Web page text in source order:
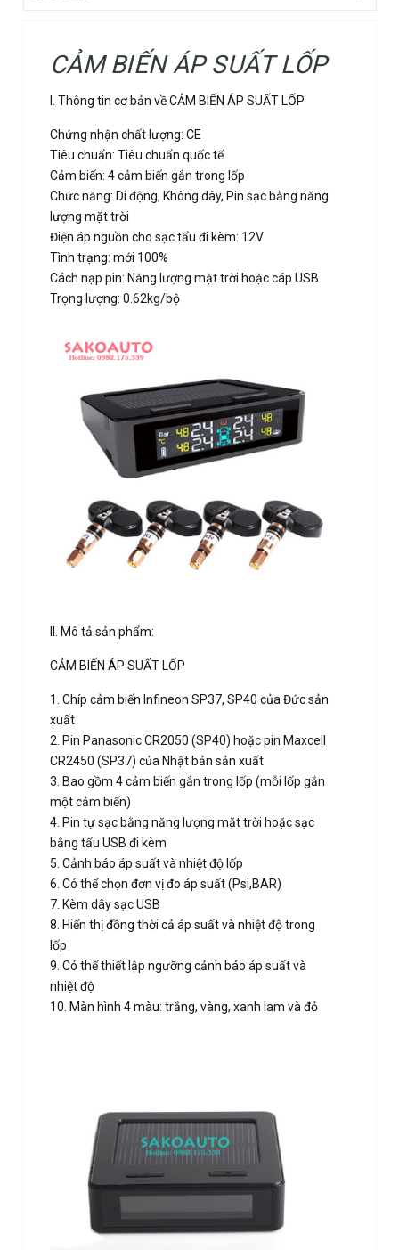
CẢM BIẾN ÁP SUẤT LỐP
I. Thông tin cơ bản về CẢM BIẾN ÁP SUẤT LỐP
Chứng nhận chất lượng: CE
Tiêu chuẩn: Tiêu chuẩn quốc tế
Cảm biến: 4 cảm biến gắn trong lốp
Chức năng: Di động, Không dây, Pin sạc bằng năng
lượng mặt trời
Điện áp nguồn cho sạc tẩu đi kèm: 12V
Tình trạng: mới 100%
Cách nạp pin: Năng lượng mặt trời hoặc cáp USB
Trọng lượng: 0.62kg/bộ
II. Mô tả sản phẩm:
CẢM BIẾN ÁP SUẤT LỐP
1. Chíp cảm biến Infineon SP37, SP40 của Đức sản
xuất
2. Pin Panasonic CR2050 (SP40) hoặc pin Maxcell
CR2450 (SP37) của Nhật bản sản xuất
3. Bao gồm 4 cảm biến gắn trong lốp (mỗi lốp gắn
một cảm biến)
4. Pin tự sạc bằng năng lượng mặt trời hoặc sạc
bằng tẩu USB đi kèm
5. Cảnh báo áp suất và nhiệt độ lốp
6. Có thể chọn đơn vị đo áp suất (Psi,BAR)
7. Kèm dây sạc USB
8. Hiển thị đồng thời cả áp suất và nhiệt độ trong
lốp
9. Có thể thiết lập ngưỡng cảnh báo áp suất và
nhiệt độ
10. Màn hình 4 màu: trắng, vàng, xanh lam và đỏ